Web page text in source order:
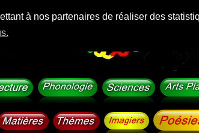
à nos partenaires de réaliser des